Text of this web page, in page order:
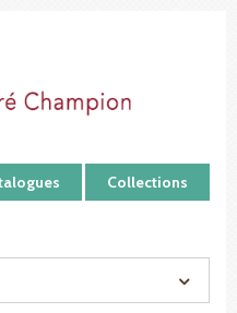
Collections